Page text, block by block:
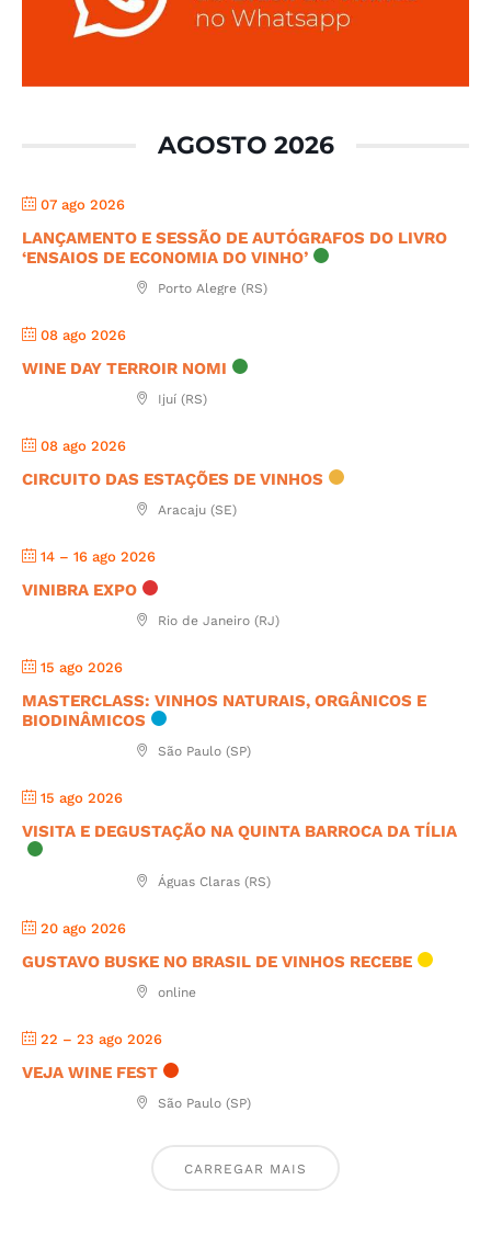
AGOSTO 2026
07 ago 2026
LANÇAMENTO E SESSÃO DE AUTÓGRAFOS DO LIVRO
‘ENSAIOS DE ECONOMIA DO VINHO’
Porto Alegre (RS)
08 ago 2026
WINE DAY TERROIR NOMI
Ijuí (RS)
08 ago 2026
CIRCUITO DAS ESTAÇÕES DE VINHOS
Aracaju (SE)
14 – 16 ago 2026
VINIBRA EXPO
Rio de Janeiro (RJ)
15 ago 2026
MASTERCLASS: VINHOS NATURAIS, ORGÂNICOS E
BIODINÂMICOS
São Paulo (SP)
15 ago 2026
VISITA E DEGUSTAÇÃO NA QUINTA BARROCA DA TÍLIA
Águas Claras (RS)
20 ago 2026
GUSTAVO BUSKE NO BRASIL DE VINHOS RECEBE
online
22 – 23 ago 2026
VEJA WINE FEST
São Paulo (SP)
CARREGAR MAIS